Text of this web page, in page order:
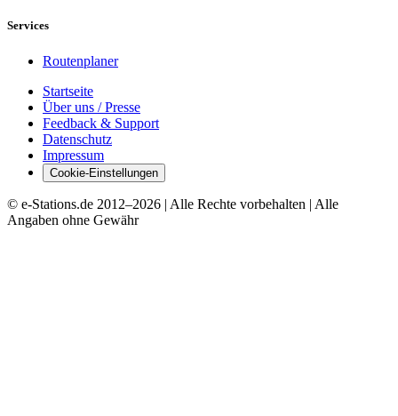
Services
Routenplaner
Startseite
Über uns / Presse
Feedback & Support
Datenschutz
Impressum
Cookie-Einstellungen
© e-Stations.de 2012–2026 | Alle Rechte vorbehalten | Alle
Angaben ohne Gewähr